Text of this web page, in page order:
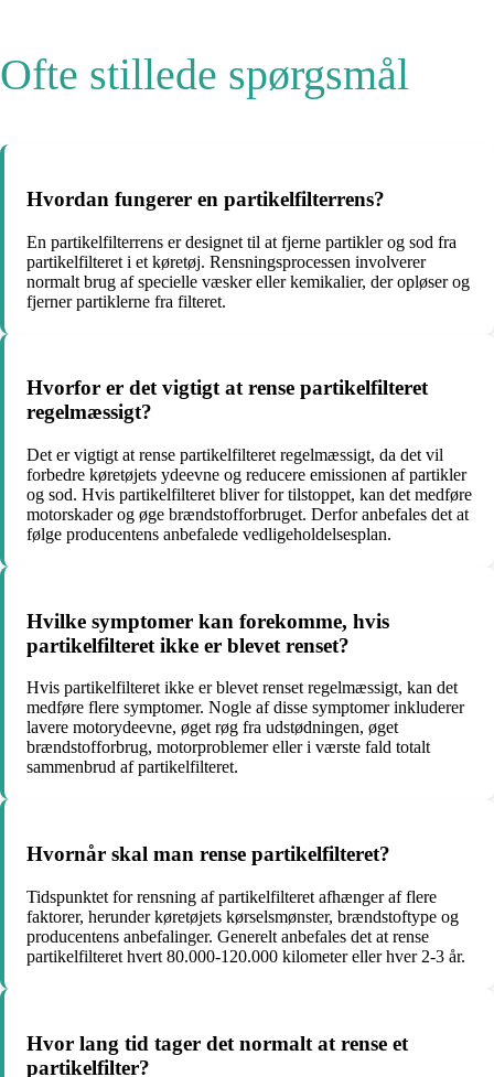
Ofte stillede spørgsmål
Hvordan fungerer en partikelfilterrens?
En partikelfilterrens er designet til at fjerne partikler og sod fra
partikelfilteret i et køretøj. Rensningsprocessen involverer
normalt brug af specielle væsker eller kemikalier, der opløser og
fjerner partiklerne fra filteret.
Hvorfor er det vigtigt at rense partikelfilteret
regelmæssigt?
Det er vigtigt at rense partikelfilteret regelmæssigt, da det vil
forbedre køretøjets ydeevne og reducere emissionen af partikler
og sod. Hvis partikelfilteret bliver for tilstoppet, kan det medføre
motorskader og øge brændstofforbruget. Derfor anbefales det at
følge producentens anbefalede vedligeholdelsesplan.
Hvilke symptomer kan forekomme, hvis
partikelfilteret ikke er blevet renset?
Hvis partikelfilteret ikke er blevet renset regelmæssigt, kan det
medføre flere symptomer. Nogle af disse symptomer inkluderer
lavere motorydeevne, øget røg fra udstødningen, øget
brændstofforbrug, motorproblemer eller i værste fald totalt
sammenbrud af partikelfilteret.
Hvornår skal man rense partikelfilteret?
Tidspunktet for rensning af partikelfilteret afhænger af flere
faktorer, herunder køretøjets kørselsmønster, brændstoftype og
producentens anbefalinger. Generelt anbefales det at rense
partikelfilteret hvert 80.000-120.000 kilometer eller hver 2-3 år.
Hvor lang tid tager det normalt at rense et
partikelfilter?